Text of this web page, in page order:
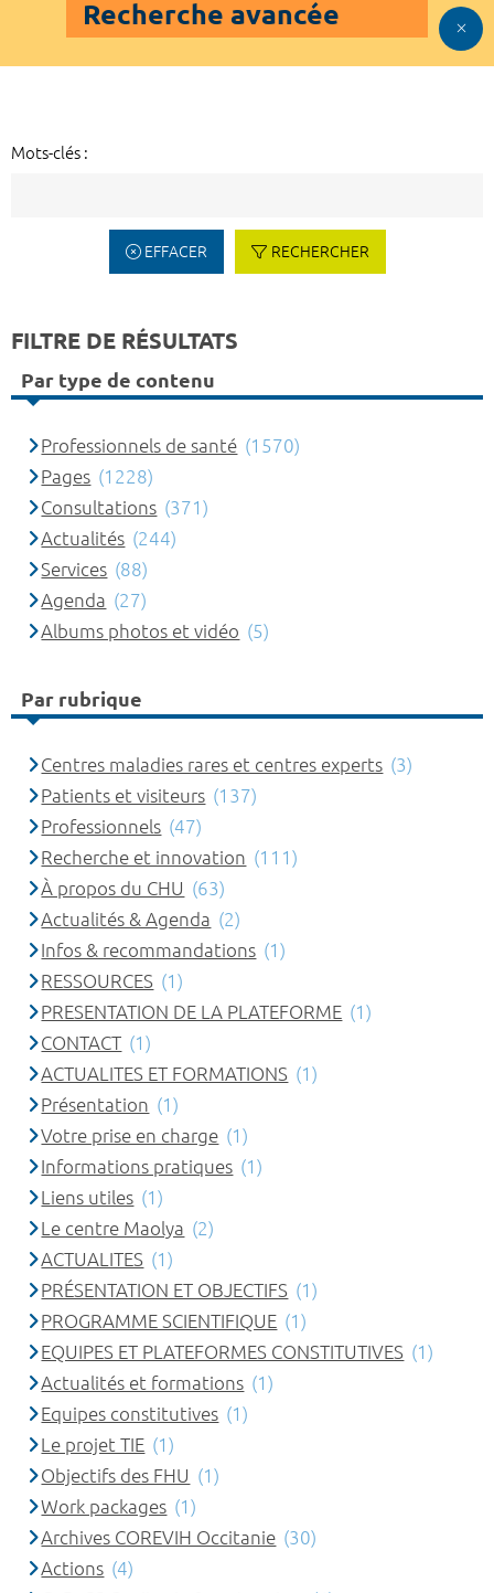
Recherche avancée
Mots-clés :
EFFACER RECHERCHER
FILTRE DE RÉSULTATS
Par type de contenu
Professionnels de santé (1570)
Pages (1228)
Consultations (371)
Actualités (244)
Services (88)
Agenda (27)
Albums photos et vidéo (5)
Par rubrique
Centres maladies rares et centres experts (3)
Patients et visiteurs (137)
Professionnels (47)
Recherche et innovation (111)
À propos du CHU (63)
Actualités & Agenda (2)
Infos & recommandations (1)
RESSOURCES (1)
PRESENTATION DE LA PLATEFORME (1)
CONTACT (1)
ACTUALITES ET FORMATIONS (1)
Présentation (1)
Votre prise en charge (1)
Informations pratiques (1)
Liens utiles (1)
Le centre Maolya (2)
ACTUALITES (1)
PRÉSENTATION ET OBJECTIFS (1)
PROGRAMME SCIENTIFIQUE (1)
EQUIPES ET PLATEFORMES CONSTITUTIVES (1)
Actualités et formations (1)
Equipes constitutives (1)
Le projet TIE (1)
Objectifs des FHU (1)
Work packages (1)
Archives COREVIH Occitanie (30)
Actions (4)